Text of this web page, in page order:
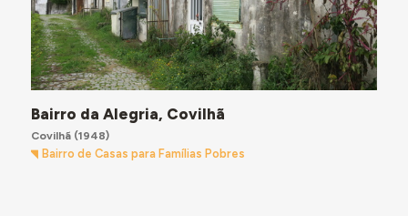
Bairro da Alegria, Covilhã
Covilhã(1948)
Bairro de Casas para Famílias Pobres